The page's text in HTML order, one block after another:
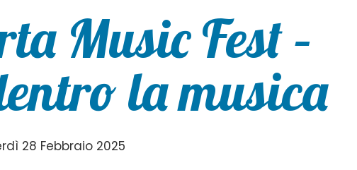
Music Fest –
la musica
28 Febbraio 2025